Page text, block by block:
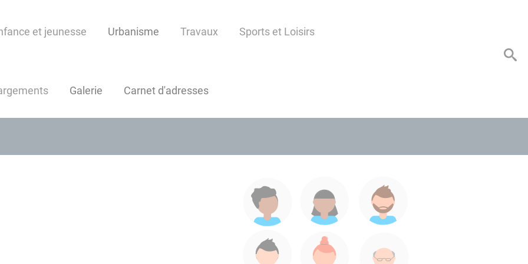
et jeunesse Urbanisme Travaux Sports et Loisirs
Galerie Carnet d'adresses